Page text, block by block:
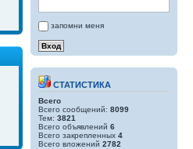
запомни меня
СТАТИСТИКА
Всего
Всего сообщений: 8099
Тем: 3821
Всего объявлений 6
Всего закрепленных 4
Всего вложений 2782